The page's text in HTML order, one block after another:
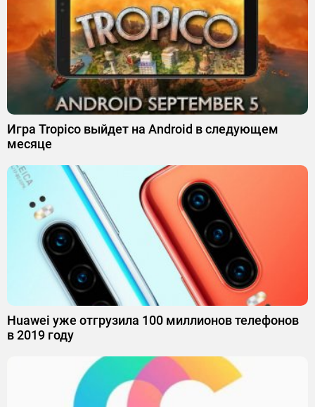
Игра Tropico выйдет на Android в следующем
месяце
Huawei уже отгрузила 100 миллионов телефонов
в 2019 году